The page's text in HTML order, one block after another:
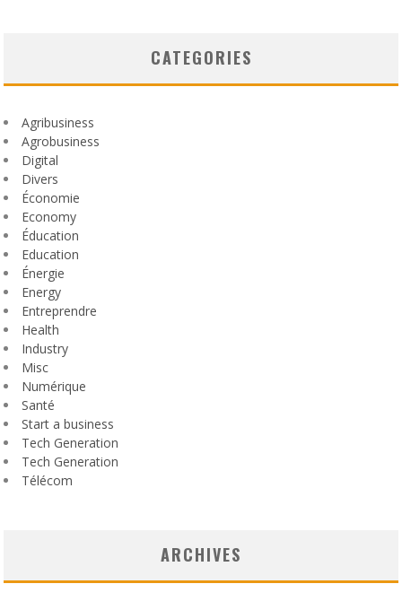
CATEGORIES
Agribusiness
Agrobusiness
Digital
Divers
Économie
Economy
Éducation
Education
Énergie
Energy
Entreprendre
Health
Industry
Misc
Numérique
Santé
Start a business
Tech Generation
Tech Generation
Télécom
ARCHIVES